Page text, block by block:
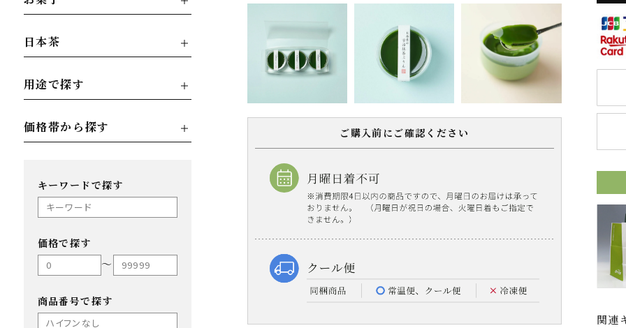
日本茶
用途で探す
価格帯から探す
キーワードで探す
価格で探す
〜
商品番号で探す
ご購入前にご確認ください
関連